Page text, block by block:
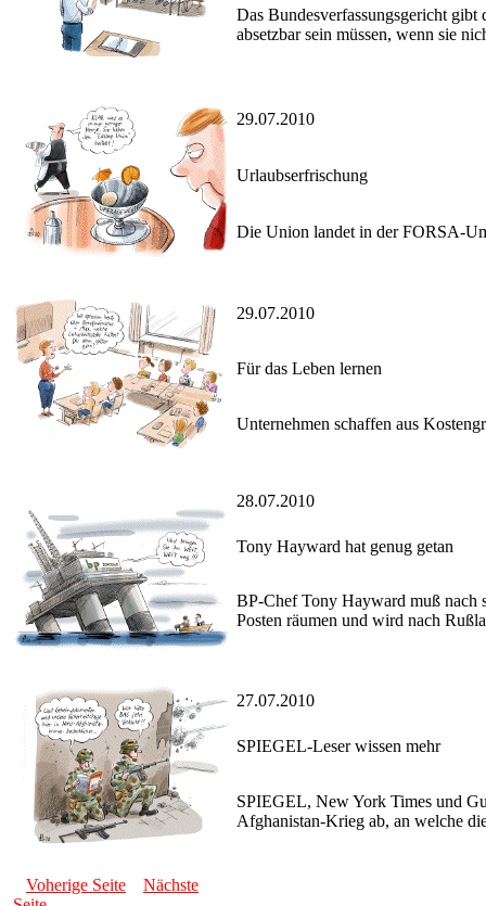
Das Bundesverfassungsgericht
absetzbar sein müssen, wenn sie
29.07.2010
Urlaubserfrischung
Die Union landet in der FORSA-
29.07.2010
Für das Leben lernen
Unternehmen schaffen aus
28.07.2010
Tony Hayward hat genug getan
BP-Chef Tony Hayward muß nach
Posten räumen und wird nach
27.07.2010
SPIEGEL-Leser wissen mehr
SPIEGEL, New York Times und
Afghanistan-Krieg ab, an welche
Voherige Seite
Nächste